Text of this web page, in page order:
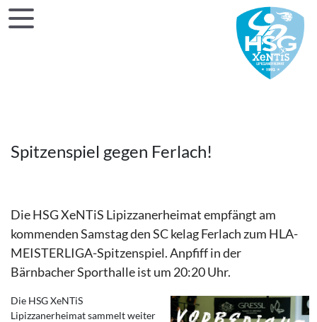
Spitzenspiel gegen Ferlach!
Die HSG XeNTiS Lipizzanerheimat empfängt am
kommenden Samstag den SC kelag Ferlach zum HLA-
MEISTERLIGA-Spitzenspiel. Anpfiff in der
Bärnbacher Sporthalle ist um 20:20 Uhr.
Die HSG XeNTiS
Lipizzanerheimat sammelt weiter